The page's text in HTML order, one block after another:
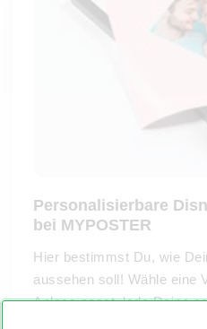
Personalisierbare
bei MYPOSTER
Hier bestimmst Du, wie
aussehen soll! Wähle eine
Anlass passt, lade Deine